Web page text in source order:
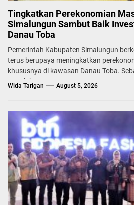
Tingkatkan Perekonomian
Simalungun Sambut Baik
Danau Toba
Pemerintah Kabupaten Simalungun
terus berupaya meningkatkan
khususnya di kawasan Danau Toba.
mendukung...
Wida Tarigan August 5, 2026